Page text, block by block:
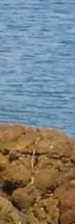
«
Le
1 an ou
depuis
Votre
Votre
et de